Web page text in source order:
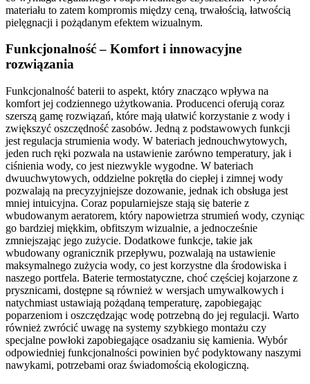
materiału to zatem kompromis między ceną, trwałością, łatwością
pielęgnacji i pożądanym efektem wizualnym.
Funkcjonalność – Komfort i innowacyjne
rozwiązania
Funkcjonalność baterii to aspekt, który znacząco wpływa na
komfort jej codziennego użytkowania. Producenci oferują coraz
szerszą gamę rozwiązań, które mają ułatwić korzystanie z wody i
zwiększyć oszczędność zasobów. Jedną z podstawowych funkcji
jest regulacja strumienia wody. W bateriach jednouchwytowych,
jeden ruch ręki pozwala na ustawienie zarówno temperatury, jak i
ciśnienia wody, co jest niezwykle wygodne. W bateriach
dwuuchwytowych, oddzielne pokrętła do ciepłej i zimnej wody
pozwalają na precyzyjniejsze dozowanie, jednak ich obsługa jest
mniej intuicyjna. Coraz popularniejsze stają się baterie z
wbudowanym aeratorem, który napowietrza strumień wody, czyniąc
go bardziej miękkim, obfitszym wizualnie, a jednocześnie
zmniejszając jego zużycie. Dodatkowe funkcje, takie jak
wbudowany ogranicznik przepływu, pozwalają na ustawienie
maksymalnego zużycia wody, co jest korzystne dla środowiska i
naszego portfela. Baterie termostatyczne, choć częściej kojarzone z
prysznicami, dostępne są również w wersjach umywalkowych i
natychmiast ustawiają pożądaną temperaturę, zapobiegając
poparzeniom i oszczędzając wodę potrzebną do jej regulacji. Warto
również zwrócić uwagę na systemy szybkiego montażu czy
specjalne powłoki zapobiegające osadzaniu się kamienia. Wybór
odpowiedniej funkcjonalności powinien być podyktowany naszymi
nawykami, potrzebami oraz świadomością ekologiczną.